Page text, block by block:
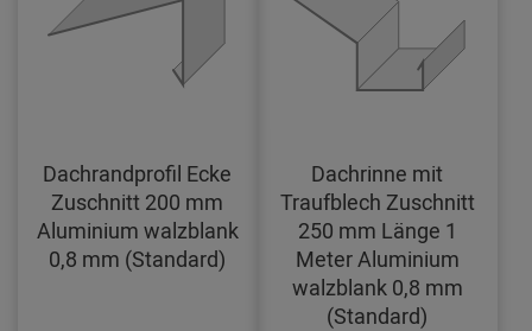
Dachrandprofil Ecke
Zuschnitt 200 mm
Aluminium walzblank
0,8 mm (Standard)
Dachrinne mit
Traufblech Zuschnitt
250 mm Länge 1
Meter Aluminium
walzblank 0,8 mm
(Standard)